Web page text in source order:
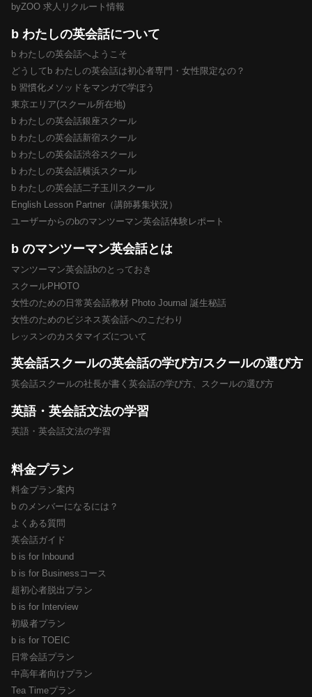
byZOO 求人リクルート情報
b わたしの英会話について
b わたしの英会話へようこそ
どうしてb わたしの英会話は初心者専門・女性限定なの？
b 習慣化メソッドをマンガで学ぼう
東京エリア(スクール所在地)
b わたしの英会話銀座スクール
b わたしの英会話新宿スクール
b わたしの英会話渋谷スクール
b わたしの英会話横浜スクール
b わたしの英会話二子玉川スクール
English Lesson Partner（講師募集状況）
ユーザーからのbのマンツーマン英会話体験レポート
b のマンツーマン英会話とは
マンツーマン英会話bのとっておき
スクールPHOTO
女性のための日常英会話教材 Photo Journal 誕生秘話
女性のためのビジネス英会話へのこだわり
レッスンのカスタマイズについて
英会話スクールの英会話の学び方/スクールの選び方
英会話スクールの社長が書く英会話の学び方、スクールの選び方
英語・英会話文法の学習
英語・英会話文法の学習
料金プラン
料金プラン案内
b のメンバーになるには？
よくある質問
英会話ガイド
b is for Inbound
b is for Businessコース
超初心者脱出プラン
b is for Interview
初級者プラン
b is for TOEIC
日常会話プラン
中高年者向けプラン
Tea Timeプラン